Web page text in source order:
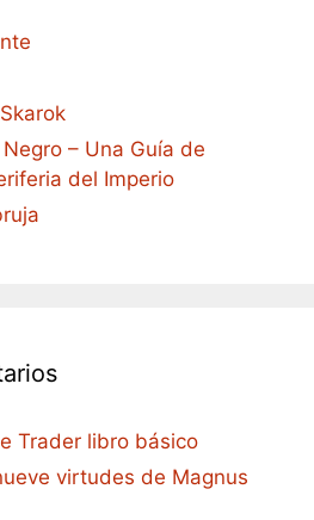
– Una Guía de
del Imperio
Trader libro básico
virtudes de Magnus